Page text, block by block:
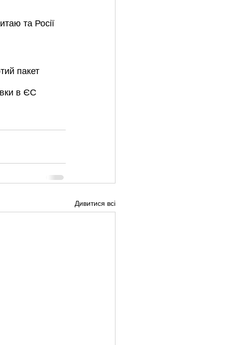
та Росії
пакет
в ЄС
Дивитися всі